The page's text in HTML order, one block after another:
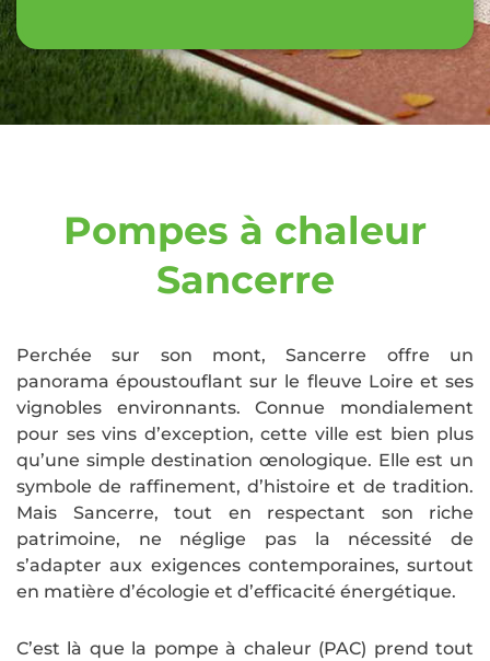
Pompes à chaleur
Sancerre
Perchée sur son mont, Sancerre offre un
panorama époustouflant sur le fleuve Loire et ses
vignobles environnants. Connue mondialement
pour ses vins d’exception, cette ville est bien plus
qu’une simple destination œnologique. Elle est un
symbole de raffinement, d’histoire et de tradition.
Mais Sancerre, tout en respectant son riche
patrimoine, ne néglige pas la nécessité de
s’adapter aux exigences contemporaines, surtout
en matière d’écologie et d’efficacité énergétique.
C’est là que la pompe à chaleur (PAC) prend tout